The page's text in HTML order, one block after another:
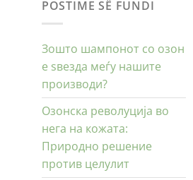
POSTIME SË FUNDI
Зошто шампонот со озон
е ѕвезда меѓу нашите
производи?
Озонска револуција во
нега на кожата:
Природно решение
против целулит